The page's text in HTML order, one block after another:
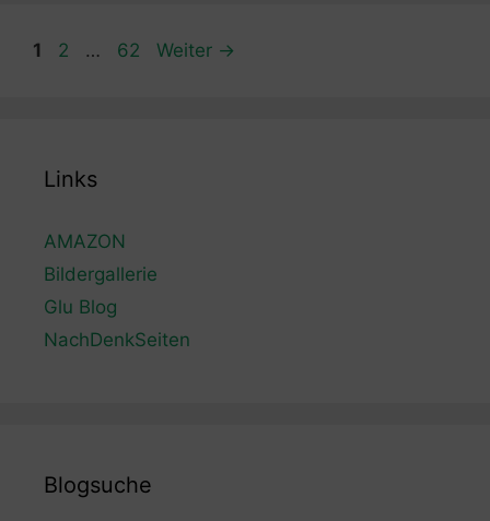
Seite
1 Seite
2 … Seite
62 Weiter →
Links
AMAZON
Bildergallerie
Glu Blog
NachDenkSeiten
Blogsuche